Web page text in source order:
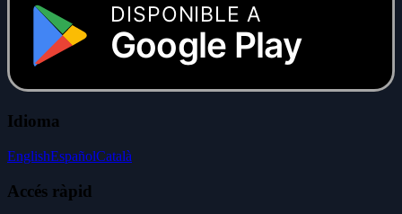
DISPONIBLE A
Google Play
Idioma
EnglishEspañolCatalà
Accés ràpid